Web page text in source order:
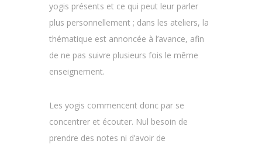
yogis présents et ce qui peut leur parler
plus personnellement ; dans les ateliers, la
thématique est annoncée à l’avance, afin
de ne pas suivre plusieurs fois le même
enseignement.
Les yogis commencent donc par se
concentrer et écouter. Nul besoin de
prendre des notes ni d’avoir de